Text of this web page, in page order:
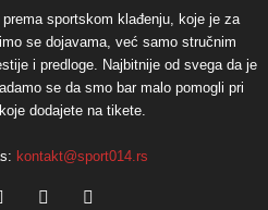
sportskom klađenju, koje je za
se dojavama, već samo stručnim
i predloge. Najbitnije od svega da je
se da smo bar malo pomogli pri
dodajete na tikete.
kontakt@sport014.rs